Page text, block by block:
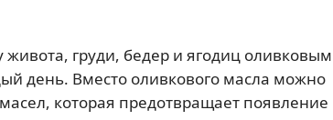
груди, бедер и ягодиц оливковым
день. Вместо оливкового масла можно
которая предотвращает появление